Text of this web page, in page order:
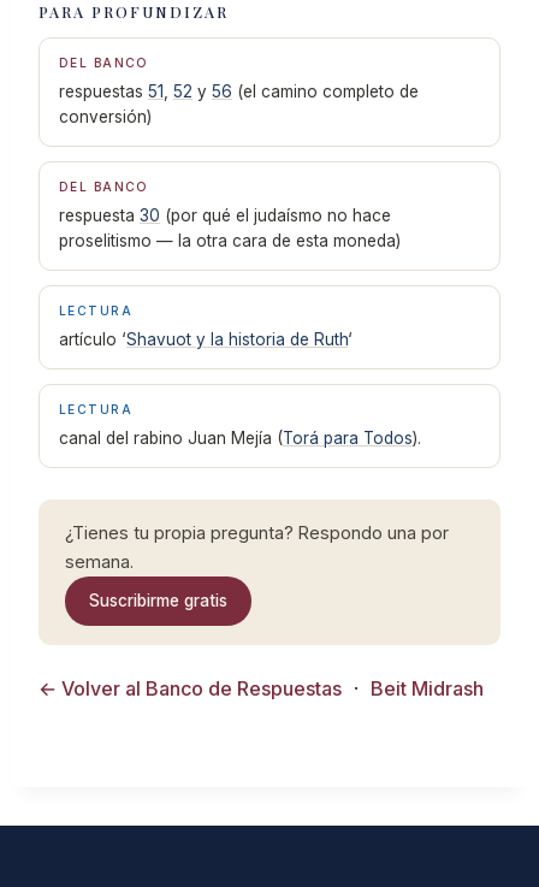
PARA PROFUNDIZAR
DEL BANCO
respuestas 51 52 y 56 (el camino completo de
conversión)
DEL BANCO
respuesta 30 (por qué el judaísmo no hace
proselitismo — la otra cara de esta moneda)
LECTURA
artículo ‘Shavuot y la historia de Ruth‘
LECTURA
canal del rabino Juan Mejía (Torá para Todos).
¿Tienes tu propia pregunta? Respondo una por
semana.
Suscribirme gratis
← Volver al Banco de Respuestas · Beit Midrash